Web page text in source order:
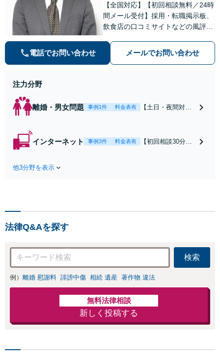
【全国対応】【初回相談無料／24時
間メール受付】採用・転職掲示板、
飲食店の口コミサイトなどの風評被
の種類を問わず相談可。可能な限り
早期対応で駆けつけサポート【労
電話でお問い合わせ メールでお問い合わせ
注力分野
離婚・男女問題 事例1件 料金表有
【土日・夜間対応
れたら、サインす
インターネット 事例3件 料金表有
【初回相談30分無
お店の風評被害対
応可：開示請求の
意見照会が来たと
きの対処法、被害
者との示談交渉
他3分野を表示
法律Q&Aを探す
検索
例） 離婚 慰謝料 誹謗中傷 相続 遺産 著作物 違法
無料法律相談
新しく投稿する